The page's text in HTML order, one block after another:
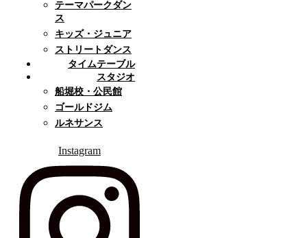
テーマパークダン
ス
キッズ・ジュニア
ストリートダンス
タイムテーブル
スタジオ
船堀校・公民館
ゴールドジム
ルネサンス
Instagram